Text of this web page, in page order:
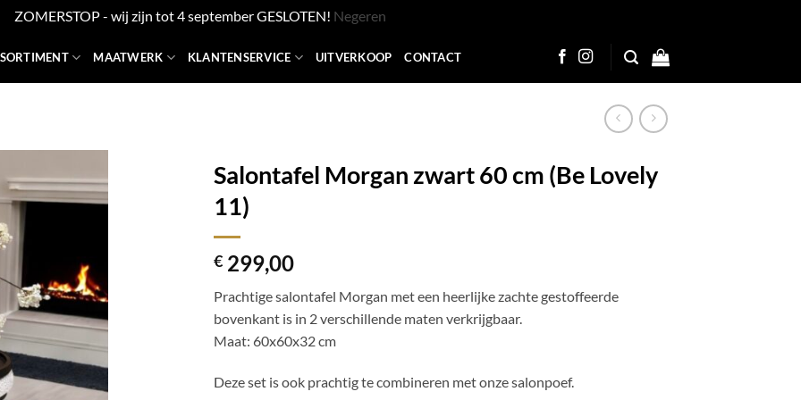
ZOMERSTOP - wij zijn tot 4 september GESLOTEN! Negeren
MAATWERK KLANTENSERVICE UITVERKOOP CONTACT
Salontafel Morgan zwart 60 cm (Be Lovely
11)
€ 299,00
Prachtige salontafel Morgan met een heerlijke zachte gestoffeerde
bovenkant is in 2 verschillende maten verkrijgbaar.
Maat: 60x60x32 cm
Deze set is ook prachtig te combineren met onze salonpoef.